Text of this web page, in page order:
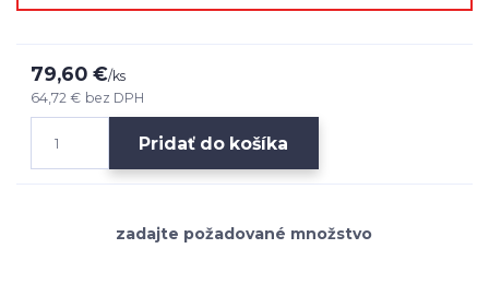
79,60 €/ks
64,72 € bez DPH
Pridať do košíka